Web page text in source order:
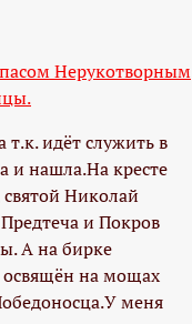
Нерукотворным
т.к. идёт служить в
и нашла.На кресте
Николай
и Покров
А на бирке
освящён на мощах
меня